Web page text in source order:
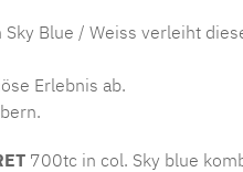
Blue / Weiss verleiht
Erlebnis ab.
700tc in col. Sky blue